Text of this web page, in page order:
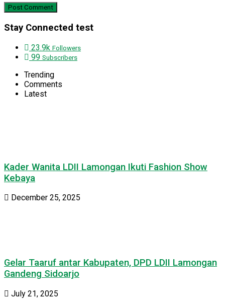
Stay Connected test
23.9k Followers
99 Subscribers
Trending
Comments
Latest
Kader Wanita LDII Lamongan Ikuti Fashion Show
Kebaya
December 25, 2025
Gelar Taaruf antar Kabupaten, DPD LDII Lamongan
Gandeng Sidoarjo
July 21, 2025